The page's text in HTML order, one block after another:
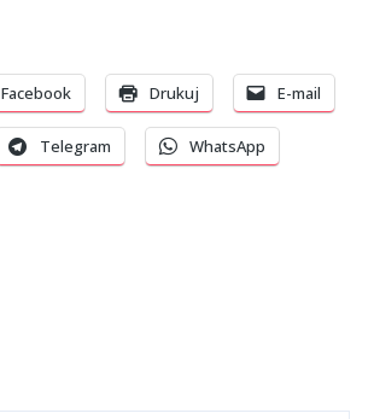
Facebook Drukuj E-mail
Telegram WhatsApp